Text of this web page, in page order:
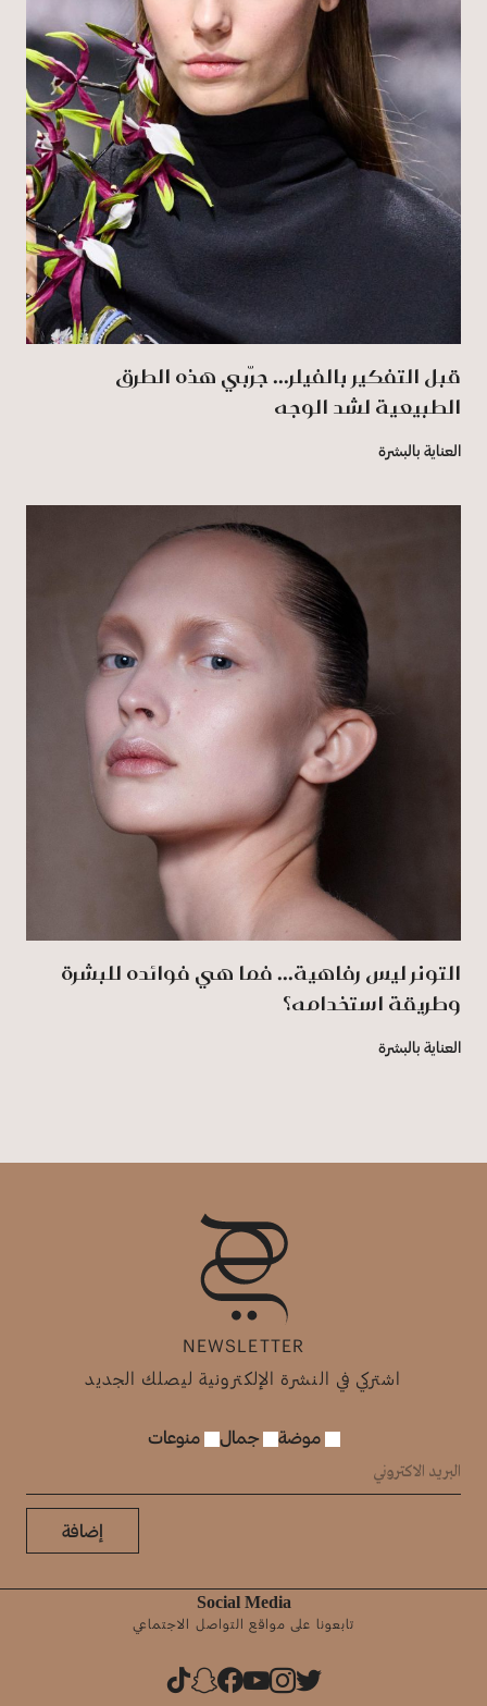
قبل التفكير بالفيلر... جرّبي هذه الطرق
الطبيعية لشد الوجه
العناية بالبشرة
التونر ليس رفاهية... فما هي فوائده للبشرة
وطريقة استخدامه؟
العناية بالبشرة
NEWSLETTER
اشتركي في النشرة الإلكترونية ليصلك الجديد
موضة جمال منوعات
إضافة
Social Media
تابعونا على مواقع التواصل الاجتماعي